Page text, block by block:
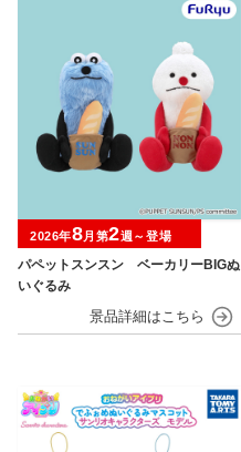
パペットスンスン ベーカリーBIGぬ
いぐるみ
2026年8月第2週～登場